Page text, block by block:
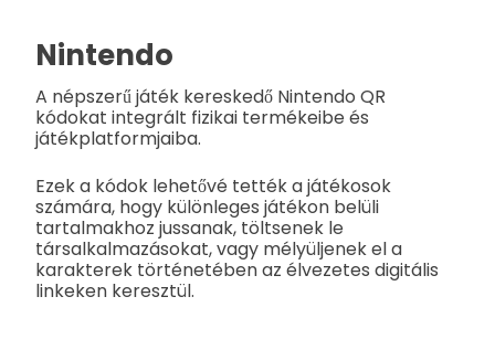
Nintendo
A népszerű játék kereskedő Nintendo QR
kódokat integrált fizikai termékeibe és
játékplatformjaiba.
Ezek a kódok lehetővé tették a játékosok
számára, hogy különleges játékon belüli
tartalmakhoz jussanak, töltsenek le
társalkalmazásokat, vagy mélyüljenek el a
karakterek történetében az élvezetes digitális
linkeken keresztül.